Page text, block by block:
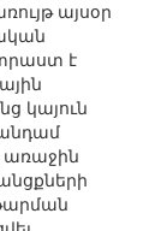
այսօր
է
կայուն
առաջին